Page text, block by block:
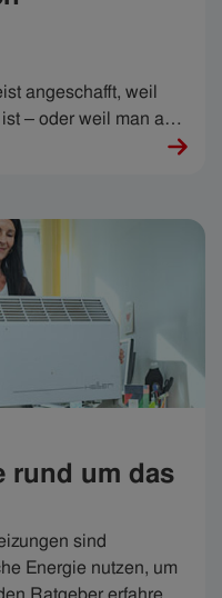
angeschafft, weil
– oder weil man auf
achten sollten.
rund um das
sind
Energie nutzen, um